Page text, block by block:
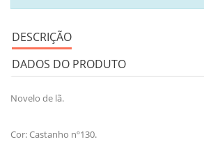
DESCRIÇÃO
DADOS DO PRODUTO
Novelo de lã.
Cor: Castanho nº130.